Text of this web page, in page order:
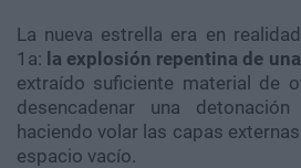
La nueva estrella era en
1a: la explosión repentina de
extraído suficiente material de
desencadenar una
haciendo volar las capas
espacio vacío.